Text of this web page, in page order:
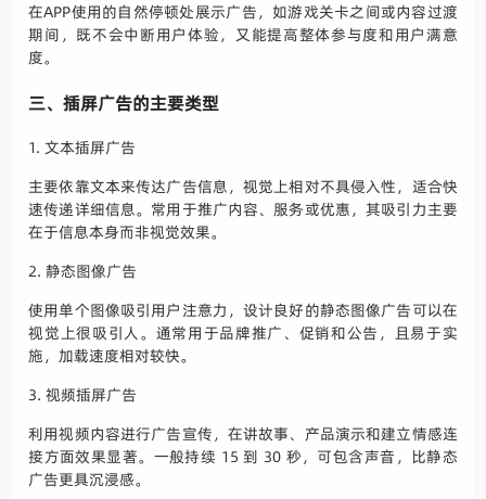
在APP使用的自然停顿处展示广告，如游戏关卡之间或内容过渡
期间，既不会中断用户体验，又能提高整体参与度和用户满意
度。
三、插屏广告的主要类型
1. 文本插屏广告
主要依靠文本来传达广告信息，视觉上相对不具侵入性，适合快
速传递详细信息。常用于推广内容、服务或优惠，其吸引力主要
在于信息本身而非视觉效果。
2. 静态图像广告
使用单个图像吸引用户注意力，设计良好的静态图像广告可以在
视觉上很吸引人。通常用于品牌推广、促销和公告，且易于实
施，加载速度相对较快。
3. 视频插屏广告
利用视频内容进行广告宣传，在讲故事、产品演示和建立情感连
接方面效果显著。一般持续 15 到 30 秒，可包含声音，比静态
广告更具沉浸感。